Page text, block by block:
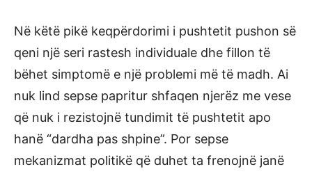
Në këtë pikë keqpërdorimi i pushtetit pushon së
qeni një seri rastesh individuale dhe fillon të
bëhet simptomë e një problemi më të madh. Ai
nuk lind sepse papritur shfaqen njerëz me vese
që nuk i rezistojnë tundimit të pushtetit apo
hanë “dardha pas shpine”. Por sepse
mekanizmat politikë që duhet ta frenojnë janë